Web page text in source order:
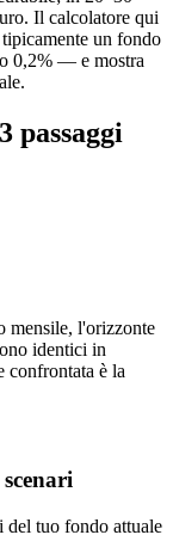
Il calcolatore qui
un fondo
0,2% — e mostra
passaggi
mensile, l'orizzonte
identici in
confrontata è la
del tuo fondo attuale